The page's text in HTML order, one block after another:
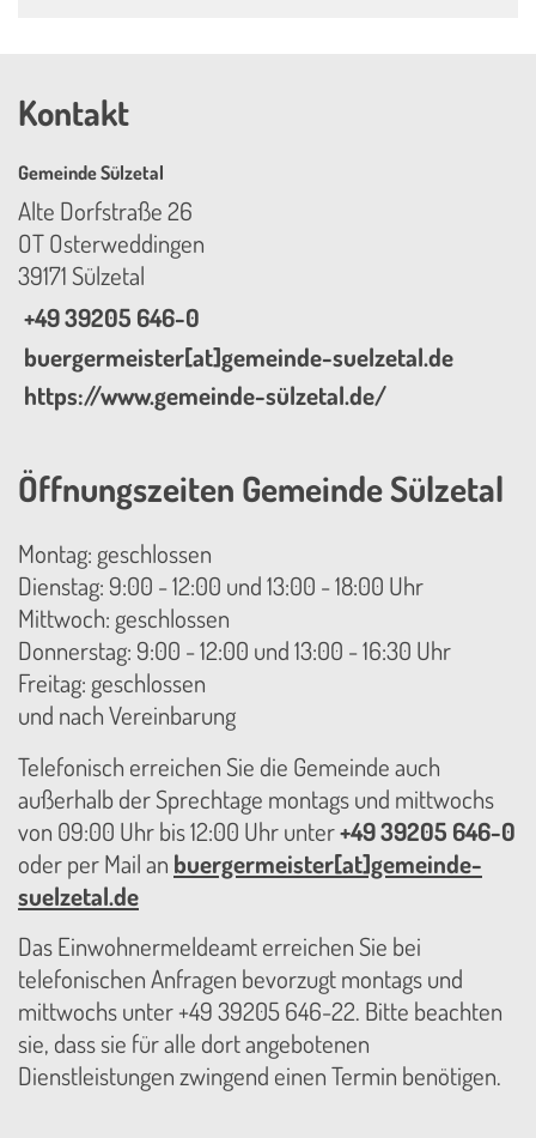
Kontakt
Gemeinde Sülzetal
Alte Dorfstraße 26
OT Osterweddingen
39171 Sülzetal
+49 39205 646-0
buergermeister[at]gemeinde-suelzetal.de
https://www.gemeinde-sülzetal.de/
Öffnungszeiten Gemeinde Sülzetal
Montag: geschlossen
Dienstag: 9:00 - 12:00 und 13:00 - 18:00 Uhr
Mittwoch: geschlossen
Donnerstag: 9:00 - 12:00 und 13:00 - 16:30 Uhr
Freitag: geschlossen
und nach Vereinbarung
Telefonisch erreichen Sie die Gemeinde auch
außerhalb der Sprechtage montags und mittwochs
von 09:00 Uhr bis 12:00 Uhr unter+49 39205 646-0
oder per Mail an buergermeister[at]gemeinde-
suelzetal.de
Das Einwohnermeldeamt erreichen Sie bei
telefonischen Anfragen bevorzugt montags und
mittwochs unter +49 39205 646-22. Bitte beachten
sie, dass sie für alle dort angebotenen
Dienstleistungen zwingend einen Termin benötigen.